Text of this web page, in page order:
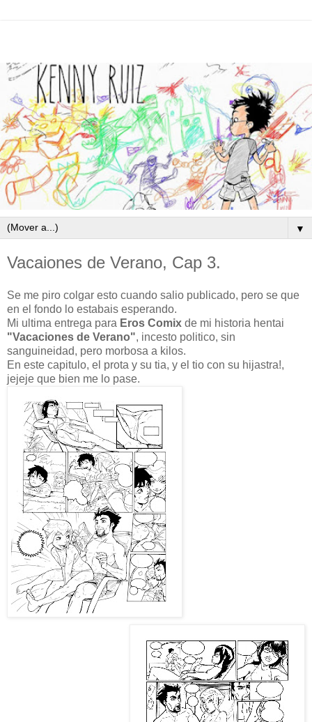
▼
Vacaiones de Verano, Cap 3.
Se me piro colgar esto cuando salio publicado, pero se que
en el fondo lo estabais esperando.
Mi ultima entrega para Eros Comix de mi historia hentai
"Vacaciones de Verano", incesto politico, sin
sanguineidad, pero morbosa a kilos.
En este capitulo, el prota y su tia, y el tio con su hijastra!,
jejeje que bien me lo pase.